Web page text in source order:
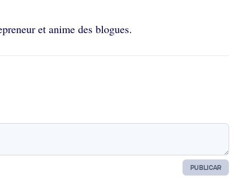
et anime des blogues.
PUBLICAR